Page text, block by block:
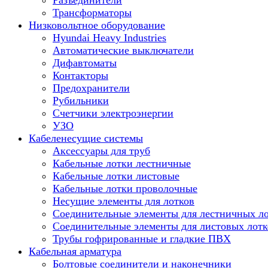
Трансформаторы
Низковольтное оборудование
Hyundai Heavy Industries
Автоматические выключатели
Дифавтоматы
Контакторы
Предохранители
Рубильники
Счетчики электроэнергии
УЗО
Кабеленесущие системы
Аксессуары для труб
Кабельные лотки лестничные
Кабельные лотки листовые
Кабельные лотки проволочные
Несущие элементы для лотков
Соединительные элементы для лестничных
Соединительные элементы для листовых
Трубы гофрированные и гладкие ПВХ
Кабельная арматура
Болтовые соединители и наконечники